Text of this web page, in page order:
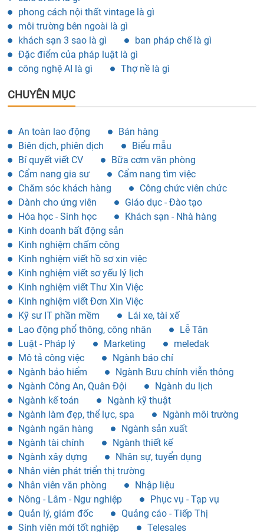
phong cách nội thất vintage là gì
môi trường bên ngoài là gì
khách sạn 3 sao là gì
ban pháp chế là gì
Đặc điểm của pháp luật là gì
công nghệ AI là gì
Thợ nề là gì
CHUYÊN MỤC
An toàn lao động
Bán hàng
Biên dịch, phiên dịch
Biểu mẫu
Bí quyết viết CV
Bữa cơm văn phòng
Cẩm nang gia sư
Cẩm nang tìm việc
Chăm sóc khách hàng
Công chức viên chức
Dành cho ứng viên
Giáo dục - Đào tạo
Hóa học - Sinh học
Khách sạn - Nhà hàng
Kinh doanh bất động sản
Kinh nghiệm chấm công
Kinh nghiệm viết hồ sơ xin việc
Kinh nghiệm viết sơ yếu lý lịch
Kinh nghiệm viết Thư Xin Việc
Kinh nghiệm viết Đơn Xin Việc
Kỹ sư IT phần mềm
Lái xe, tài xế
Lao động phổ thông, công nhân
Lễ Tân
Luật - Pháp lý
Marketing
meledak
Mô tả công việc
Ngành báo chí
Ngành bảo hiểm
Ngành Bưu chính viễn thông
Ngành Công An, Quân Đội
Ngành du lịch
Ngành kế toán
Ngành kỹ thuật
Ngành làm đẹp, thể lực, spa
Ngành môi trường
Ngành ngân hàng
Ngành sản xuất
Ngành tài chính
Ngành thiết kế
Ngành xây dựng
Nhân sự, tuyển dụng
Nhân viên phát triển thị trường
Nhân viên văn phòng
Nhập liệu
Nông - Lâm - Ngư nghiệp
Phục vụ - Tạp vụ
Quản lý, giám đốc
Quảng cáo - Tiếp Thị
Sinh viên mới tốt nghiệp
Telesales